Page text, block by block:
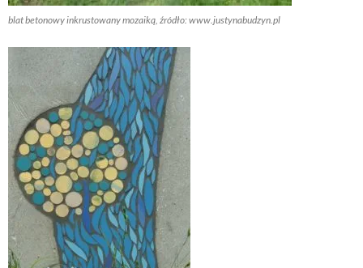
blat betonowy inkrustowany mozaiką, źródło: www.justynabudzyn.pl